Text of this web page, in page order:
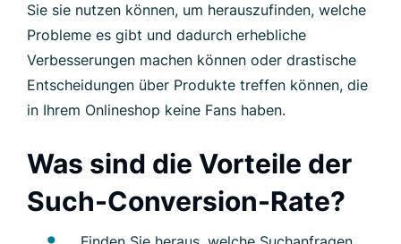
Sie sie nutzen können, um herauszufinden, welche
Probleme es gibt und dadurch erhebliche
Verbesserungen machen können oder drastische
Entscheidungen über Produkte treffen können, die
in Ihrem Onlineshop keine Fans haben.
Was sind die Vorteile der
Such-Conversion-Rate?